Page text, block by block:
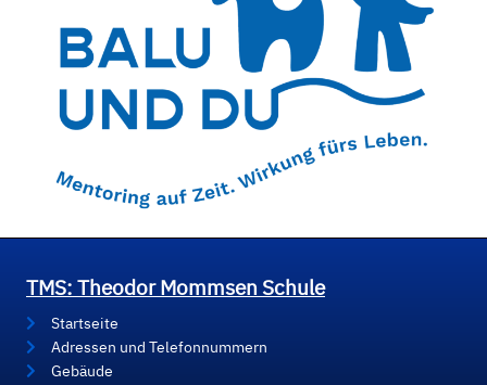
TMS: Theodor Mommsen Schule
Startseite
Adressen und Telefonnummern
Gebäude